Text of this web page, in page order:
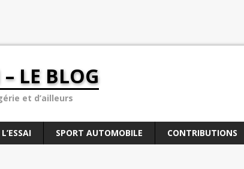
LE BLOG
et d’ailleurs
L’ESSAI SPORT AUTOMOBILE CONTRIBUTIONS